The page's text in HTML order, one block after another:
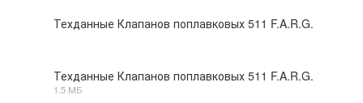
Техданные Клапанов поплавковых 511 F.A.R.G.
Техданные Клапанов поплавковых 511 F.A.R.G.
1.5 МБ